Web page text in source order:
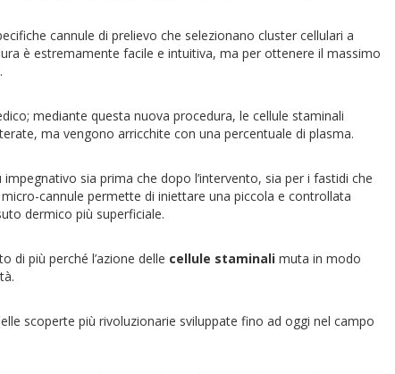
cannule di prelievo che selezionano cluster cellulari a
è estremamente facile e intuitiva, ma per ottenere il massimo
mediante questa nuova procedura, le cellule staminali
ma vengono arricchite con una percentuale di plasma.
impegnativo sia prima che dopo l’intervento, sia per i fastidi che
cannule permette di iniettare una piccola e controllata
dermico più superficiale.
di più perché l’azione delle cellule staminali muta in modo
scoperte più rivoluzionarie sviluppate fino ad oggi nel campo